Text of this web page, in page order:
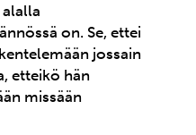
on. Se, ettei
jossain
etteikö hän
missään